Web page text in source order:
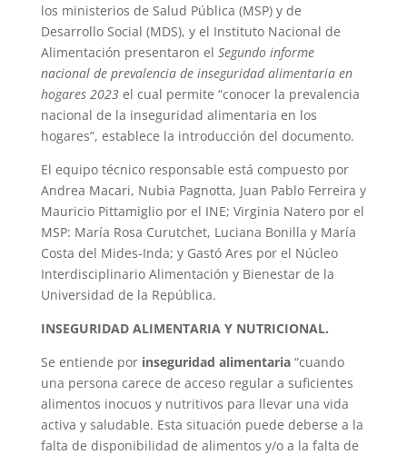
los ministerios de Salud Pública (MSP) y de
Desarrollo Social (MDS), y el Instituto Nacional de
Alimentación presentaron el Segundo informe
nacional de prevalencia de inseguridad alimentaria en
hogares 2023el cual permite “conocer la prevalencia
nacional de la inseguridad alimentaria en los
hogares”, establece la introducción del documento.
El equipo técnico responsable está compuesto por
Andrea Macari, Nubia Pagnotta, Juan Pablo Ferreira y
Mauricio Pittamiglio por el INE; Virginia Natero por el
MSP: María Rosa Curutchet, Luciana Bonilla y María
Costa del Mides-Inda; y Gastó Ares por el Núcleo
Interdisciplinario Alimentación y Bienestar de la
Universidad de la República.
INSEGURIDAD ALIMENTARIA Y NUTRICIONAL.
Se entiende por inseguridad alimentaria“cuando
una persona carece de acceso regular a suficientes
alimentos inocuos y nutritivos para llevar una vida
activa y saludable. Esta situación puede deberse a la
falta de disponibilidad de alimentos y/o a la falta de